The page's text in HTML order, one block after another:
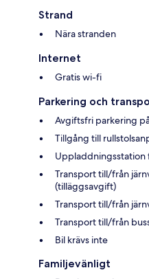
Strand
Nära stranden
Internet
Gratis wi-fi
Parkering och
Avgiftsfri parkering
Tillgång till
Uppladdningsstation
Transport till/från
(tilläggsavgift)
Transport till/från
Transport till/från
Bil krävs inte
Familjevänligt